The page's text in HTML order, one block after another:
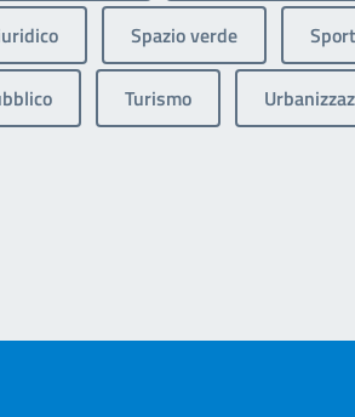
Spazio verde
Turismo